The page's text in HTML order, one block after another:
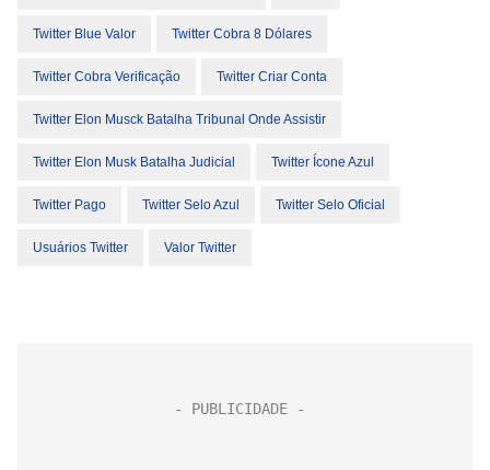
Twitter Blue Valor Twitter Cobra 8 Dólares
Twitter Cobra Verificação Twitter Criar Conta
Twitter Elon Musck Batalha Tribunal Onde Assistir
Twitter Elon Musk Batalha Judicial Twitter Ícone Azul
Twitter Pago Twitter Selo Azul Twitter Selo Oficial
Usuários Twitter Valor Twitter